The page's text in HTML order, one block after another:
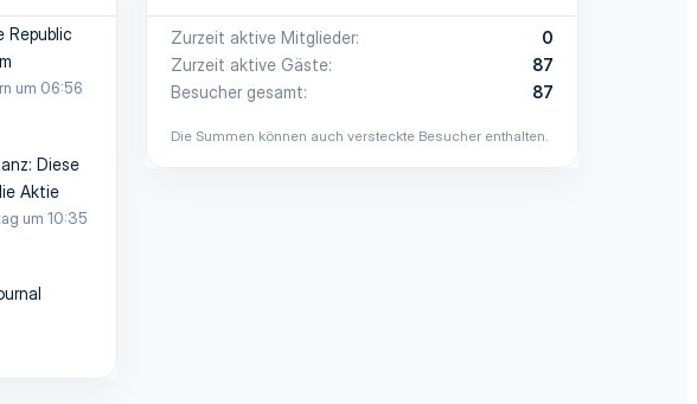
Republic
um 06:56
Diese
Aktie
um 10:35
Zurzeit aktive Mitglieder
0
Zurzeit aktive Gäste
87
Besucher gesamt
87
Die Summen können auch versteckte Besucher enthalten.